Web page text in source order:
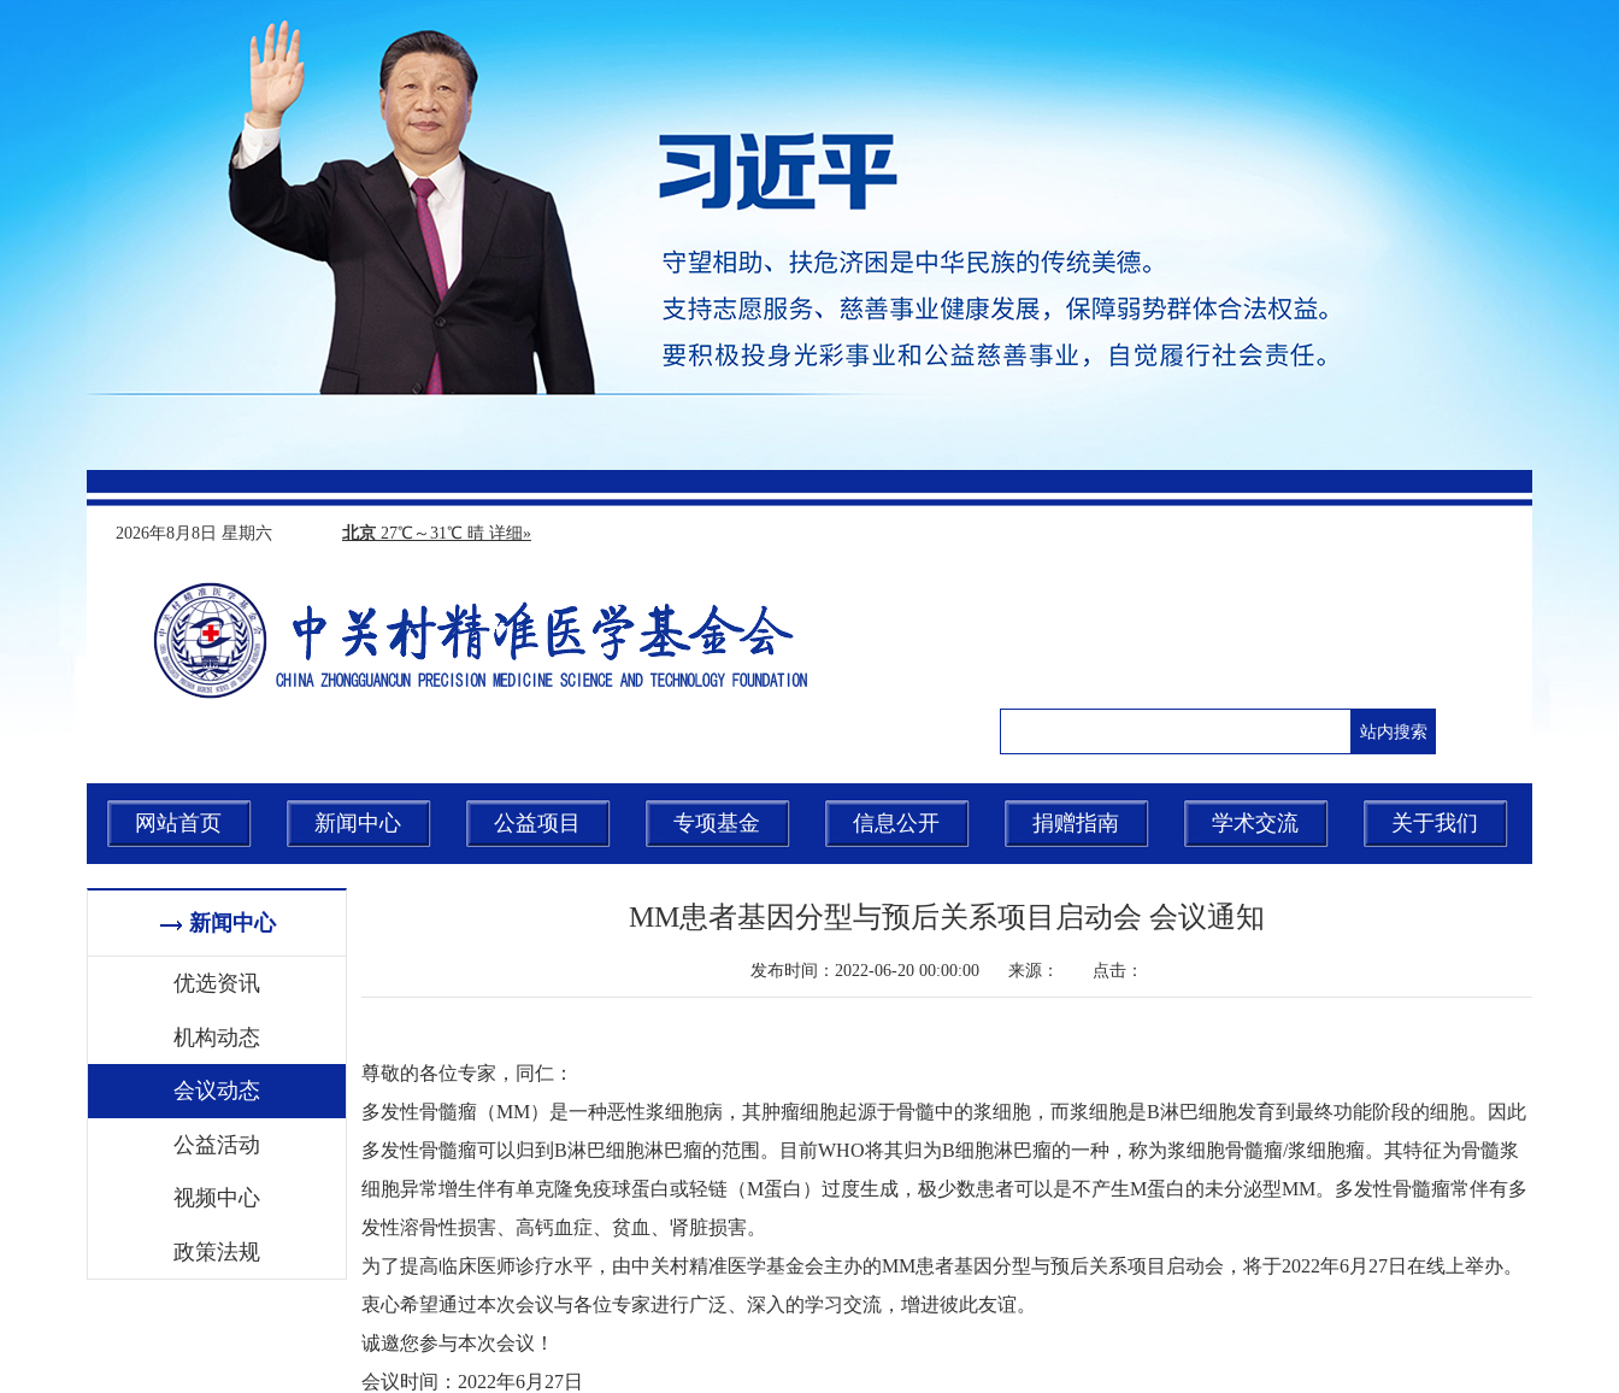
2026年8月8日 星期六
网站首页 新闻中心 公益项目 专项基金 信息公开 捐赠指南 学术交流 关于我们
新闻中心
优选资讯
机构动态
会议动态
公益活动
视频中心
政策法规
MM患者基因分型与预后关系项目启动会 会议通知
发布时间：2022-06-20 00:00:00 来源： 点击：
尊敬的各位专家，同仁：
多发性骨髓瘤（MM）是一种恶性浆细胞病，其肿瘤细胞起源于骨髓中的浆细胞，而浆细胞是B淋巴细胞发育到最终功能阶段的细胞。因此
多发性骨髓瘤可以归到B淋巴细胞淋巴瘤的范围。目前WHO将其归为B细胞淋巴瘤的一种，称为浆细胞骨髓瘤/浆细胞瘤。其特征为骨髓浆
细胞异常增生伴有单克隆免疫球蛋白或轻链（M蛋白）过度生成，极少数患者可以是不产生M蛋白的未分泌型MM。多发性骨髓瘤常伴有多
发性溶骨性损害、高钙血症、贫血、肾脏损害。
为了提高临床医师诊疗水平，由中关村精准医学基金会主办的MM患者基因分型与预后关系项目启动会，将于2022年6月27日在线上举办。
衷心希望通过本次会议与各位专家进行广泛、深入的学习交流，增进彼此友谊。
诚邀您参与本次会议！
会议时间：2022年6月27日